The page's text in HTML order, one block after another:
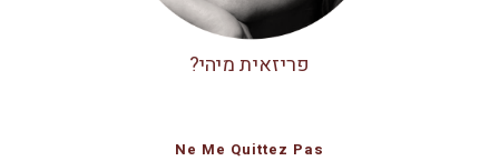
פריזאית מיהי?
Ne Me Quittez Pas